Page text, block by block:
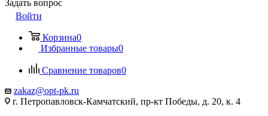
Задать вопрос
Войти
Корзина0
Избранные товары0
Сравнение товаров0
zakaz@opt-pk.ru
г. Петропавловск-Камчатский, пр-кт Победы, д. 20, к. 4